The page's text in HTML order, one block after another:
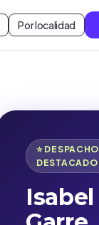
Por localidad
⭐ DESPACHO
DESTACADO
Isabel